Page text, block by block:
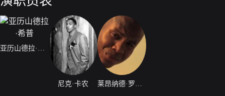
亚历山德拉·希普
尼克·卡农